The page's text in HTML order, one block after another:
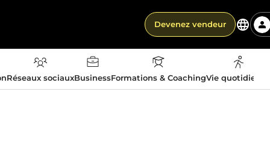
Devenez vendeur
Réseaux sociauxBusinessFormations & CoachingVie